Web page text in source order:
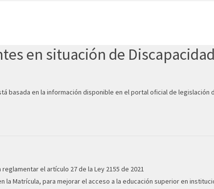
en situación de Discapacidad
basada en la información disponible en el portal oficial de legislación
el artículo 27 de la Ley 2155 de 2021
la Matrícula, para mejorar el acceso a la educación superior en